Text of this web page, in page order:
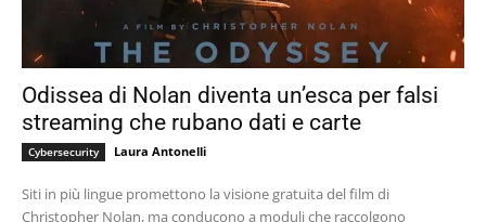
Odissea di Nolan diventa un’esca per falsi
streaming che rubano dati e carte
Cybersecurity Laura Antonelli
Siti in più lingue promettono la visione gratuita del film di
Christopher Nolan, ma conducono a moduli che raccolgono